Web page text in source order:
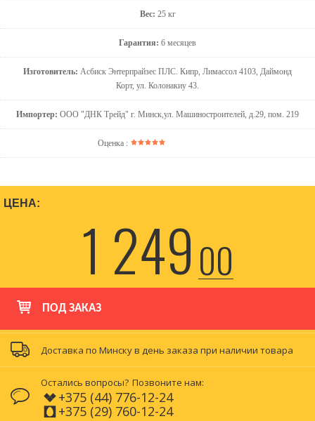
Вес: 25 кг
Гарантия: 6 месяцев
Изготовитель: Асбиск Энтерпрайзес ПЛС. Кипр, Лимассол 4103, Даймонд
Корт, ул. Колонакиу 43.
Импортер: ООО "ДНК Трейд" г. Минск,ул. Машиностроителей, д.29, пом. 219
Оценка :
ЦЕНА:
1 24900
ПОД ЗАКАЗ
Доставка по Минску в день заказа при наличии товара
Остались вопросы? Позвоните нам:
+375 (44) 776-12-24
+375 (29) 760-12-24